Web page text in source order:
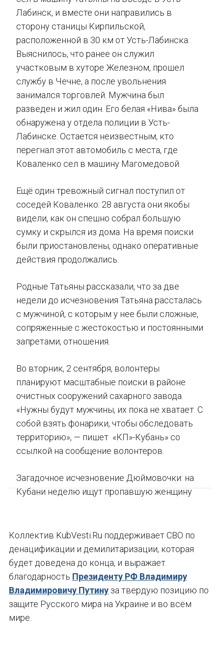
Лабинск, и вместе они направились в
сторону станицы Кирпильской,
расположенной в 30 км от Усть-Лабинска.
Выяснилось, что ранее он служил
участковым в хуторе Железном, прошел
службу в Чечне, а после увольнения
занимался торговлей. Мужчина был
разведен и жил один. Его белая «Нива» была
обнаружена у отдела полиции в Усть-
Лабинске. Остается неизвестным, кто
перегнал этот автомобиль с места, где
Коваленко сел в машину Магомедовой.
Ещё один тревожный сигнал поступил от
соседей Коваленко: 28 августа они якобы
видели, как он спешно собрал большую
сумку и скрылся из дома. На время поиски
были приостановлены, однако оперативные
действия продолжались.
Родные Татьяны рассказали, что за две
недели до исчезновения Татьяна рассталась
с мужчиной, с которым у нее были сложные,
сопряженные с жестокостью и постоянными
запретами, отношения.
Во вторник, 2 сентября, волонтеры
планируют масштабные поиски в районе
очистных сооружений сахарного завода.
«Нужны будут мужчины, их пока не хватает. С
собой взять фонарики, чтобы обследовать
территорию», — пишет «КП»-Кубань» со
ссылкой на сообщение волонтеров.
Загадочное исчезновение Дюймовочки: на
Кубани неделю ищут пропавшую женщину
Коллектив KubVesti.Ru поддерживает СВО по
денацификации и демилитаризации, которая
будет доведена до конца, и выражает
благодарность Президенту РФ Владимиру
Владимировичу Путину за твердую позицию по
защите Русского мира на Украине и во всём
мире.